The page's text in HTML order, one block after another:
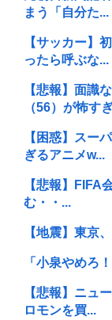
まう「自分た...
【サッカー】
ったら呼ぶな...
【悲報】面識
（56）が怖す
【困惑】スー
ぎるアニメw...
【悲報】FIFA
む・・...
【地震】東京
「小泉やめろ
【悲報】ニュ
ロモンを買...